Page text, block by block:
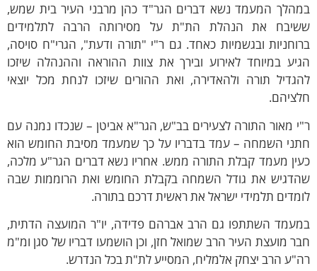
המעמד נשא דברים הגר"ד כהן מרבני העיר בית שמש,
את הנהלת הת"ת על מסירותה הרבה לתלמידים
ובגשמיות כאחד. גם ר"י "תורה ודעת", הגרי"ח סויסה,
במיוחד לאירוע ובירך את צוות ההוראה וההנהלה שיזכו
תורה ולהאדירה, ואת ההורים שיזכו לנחת מכל יוצאי
מאור התורה לצעירים בב"ש, הגר"א אביטן – שנכדו נמנה עם
השמחה – עמד בדבריו על כך שמעמד מסיבת החומש הוא
מעמד קבלת התורה ממש. אחריו נשא דברים הגר"ע מלכה,
את גודל השמחה בקבלת החומש ואת הרוממות שבה
תלמידי ישראל את ראשית דרכם בתורה.
השתתפו גם הרב אברהם פדידה, יו"ר המועצה הדתית,
מועצת העיר הרב שמואל חזן, וכן הושמעו דבריו של סגן ומ"מ
הרב יצחק אלמליח, המסייע לת"ת בכל הנדרש.